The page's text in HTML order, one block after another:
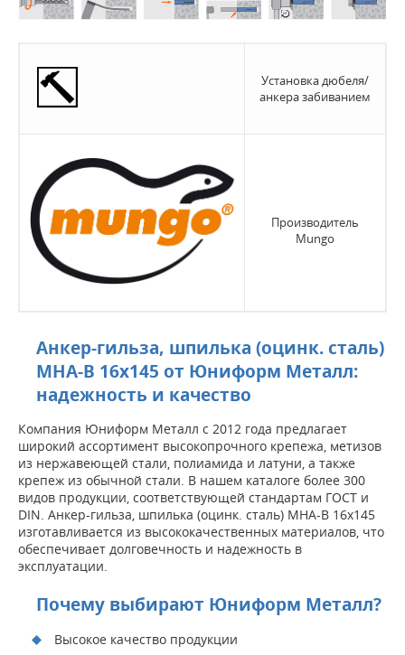
Установка дюбеля/
анкера забиванием
Производитель
Mungo
Анкер-гильза, шпилька (оцинк. сталь)
MHA-B 16х145 от Юниформ Металл:
надежность и качество
Компания Юниформ Металл с 2012 года предлагает
широкий ассортимент высокопрочного крепежа, метизов
из нержавеющей стали, полиамида и латуни, а также
крепеж из обычной стали. В нашем каталоге более 300
видов продукции, соответствующей стандартам ГОСТ и
DIN. Анкер-гильза, шпилька (оцинк. сталь) MHA-B 16х145
изготавливается из высококачественных материалов, что
обеспечивает долговечность и надежность в
эксплуатации.
Почему выбирают Юниформ Металл?
Высокое качество продукции